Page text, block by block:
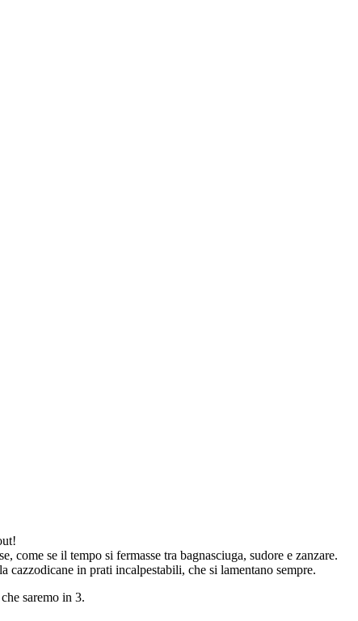
come se il tempo si fermasse tra bagnasciuga, sudore e zanzare.
in prati incalpestabili, che si lamentano sempre.
saremo in 3.